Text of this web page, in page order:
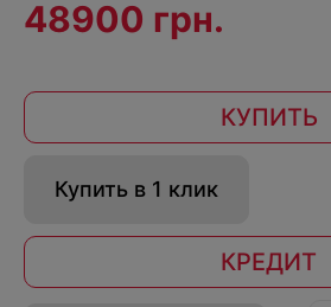
48900 грн.
КУПИТЬ
Купить в 1 клик
КРЕДИТ